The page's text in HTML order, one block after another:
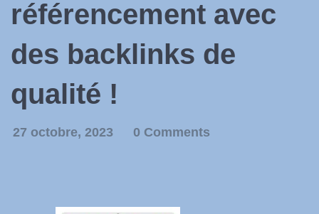
référencement avec
des backlinks de
qualité !
27 octobre, 2023 0 Comments